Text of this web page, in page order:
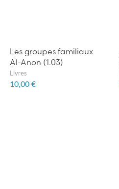
Les groupes familiaux
Al-Anon (1.03)
Livres
10,00 €